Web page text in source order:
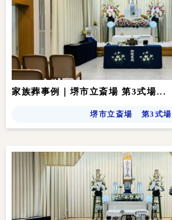
家族葬事例｜堺市立斎場 第3式場...
堺市立斎場 第3式場